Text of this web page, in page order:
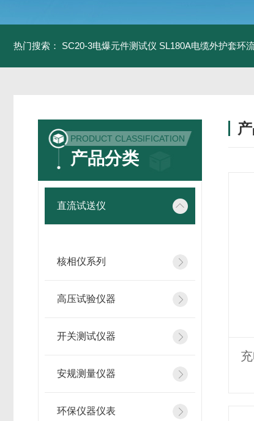
热门搜索： SC20-3电爆元件测试仪 SL180A电缆外护套环
PRODUCT CLASSIFICATION
产品分类
直流试送仪
核相仪系列
高压试验仪器
开关测试仪器
安规测量仪器
环保仪器仪表